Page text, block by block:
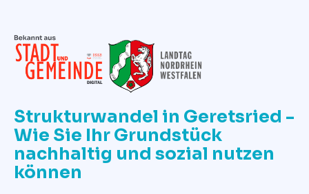
Strukturwandel in Geretsried -
Wie Sie Ihr Grundstück
nachhaltig und sozial nutzen
können